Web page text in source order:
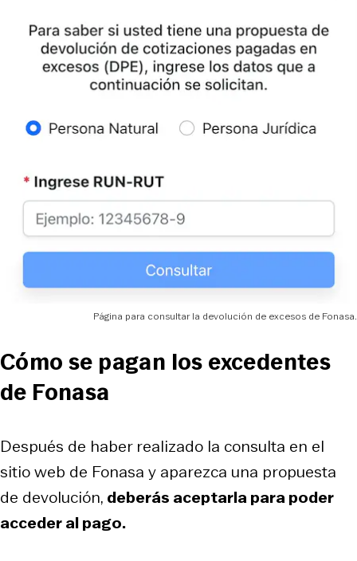
Página para consultar la devolución de excesos de Fonasa.
Cómo se pagan los excedentes
de Fonasa
Después de haber realizado la consulta en el
sitio web de Fonasa y aparezca una propuesta
de devolución, deberás aceptarla para poder
acceder al pago.